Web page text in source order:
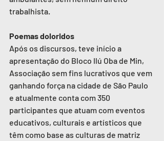
trabalhista.
Poemas doloridos
Após os discursos, teve início a
apresentação do Bloco Ilú Oba de Min,
Associação sem fins lucrativos que vem
ganhando força na cidade de São Paulo
e atualmente conta com 350
participantes que atuam com eventos
educativos, culturais e artísticos que
têm como base as culturas de matriz